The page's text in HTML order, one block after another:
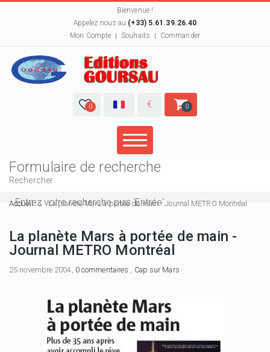
Bienvenue !
Appelez nous au (+33) 5.61.39.26.40
Mon Compte
Souhaits Commander
0 € 0
Formulaire de recherche
Rechercher
Accueil La planète Mars à portée de main - Journal METRO Montréal
La planète Mars à portée de main -
Journal METRO Montréal
25 novembre 2004, 0 commentaires , Cap sur Mars